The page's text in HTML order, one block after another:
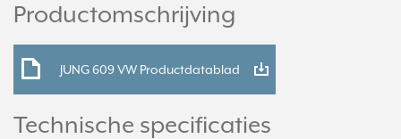
Productomschrijving
JUNG 609 VW Productdatablad
Technische specificaties